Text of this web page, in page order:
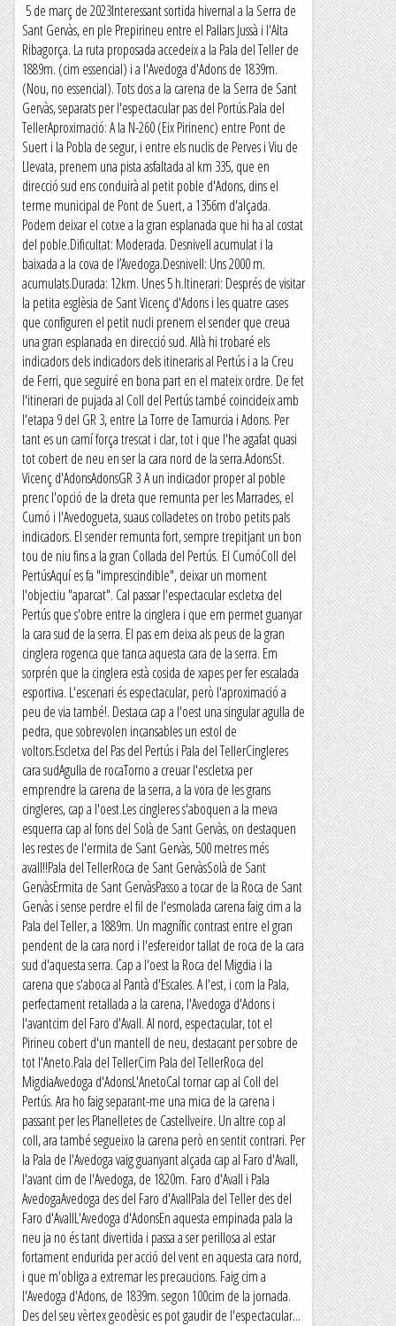
5 de març de 2023Interessant sortida hivernal a la Serra de
Sant Gervàs, en ple Prepirineu entre el Pallars Jussà i l'Alta
Ribagorça. La ruta proposada accedeix a la Pala del Teller de
1889m. (cim essencial) i a l'Avedoga d'Adons de 1839m.
(Nou, no essencial). Tots dos a la carena de la Serra de Sant
Gervàs, separats per l'espectacular pas del Portús.Pala del
TellerAproximació: A la N-260 (Eix Pirinenc) entre Pont de
Suert i la Pobla de segur, i entre els nuclis de Perves i Viu de
Llevata, prenem una pista asfaltada al km 335, que en
direcció sud ens conduirà al petit poble d'Adons, dins el
terme municipal de Pont de Suert, a 1356m d'alçada.
Podem deixar el cotxe a la gran esplanada que hi ha al costat
del poble.Dificultat: Moderada. Desnivell acumulat i la
baixada a la cova de l’Avedoga.Desnivell: Uns 2000 m.
acumulats.Durada: 12km. Unes 5 h.Itinerari: Després de visitar
la petita esglèsia de Sant Vicenç d'Adons i les quatre cases
que configuren el petit nucli prenem el sender que creua
una gran esplanada en direcció sud. Allà hi trobaré els
indicadors dels indicadors dels itineraris al Pertús i a la Creu
de Ferri, que seguiré en bona part en el mateix ordre. De fet
l'itinerari de pujada al Coll del Pertús també coincideix amb
l'etapa 9 del GR 3, entre La Torre de Tamurcia i Adons. Per
tant es un camí força trescat i clar, tot i que l'he agafat quasi
tot cobert de neu en ser la cara nord de la serra.AdonsSt.
Vicenç d'AdonsAdonsGR 3 A un indicador proper al poble
prenc l'opció de la dreta que remunta per les Marrades, el
Cumó i l'Avedogueta, suaus colladetes on trobo petits pals
indicadors. El sender remunta fort, sempre trepitjant un bon
tou de niu fins a la gran Collada del Pertús. El CumóColl del
PertúsAquí es fa "imprescindible", deixar un moment
l'objectiu "aparcat". Cal passar l'espectacular escletxa del
Pertús que s'obre entre la cinglera i que em permet guanyar
la cara sud de la serra. El pas em deixa als peus de la gran
cinglera rogenca que tanca aquesta cara de la serra. Em
sorprén que la cinglera està cosida de xapes per fer escalada
esportiva. L'escenari és espectacular, però l'aproximació a
peu de via també!. Destaca cap a l'oest una singular agulla de
pedra, que sobrevolen incansables un estol de
voltors.Escletxa del Pas del Pertús i Pala del TellerCingleres
cara sudAgulla de rocaTorno a creuar l'escletxa per
emprendre la carena de la serra, a la vora de les grans
cingleres, cap a l'oest.Les cingleres s'aboquen a la meva
esquerra cap al fons del Solà de Sant Gervàs, on destaquen
les restes de l'ermita de Sant Gervàs, 500 metres més
avall!!Pala del TellerRoca de Sant GervàsSolà de Sant
GervàsErmita de Sant GervàsPasso a tocar de la Roca de Sant
Gervàs i sense perdre el fil de l'esmolada carena faig cim a la
Pala del Teller, a 1889m. Un magnífic contrast entre el gran
pendent de la cara nord i l'esfereïdor tallat de roca de la cara
sud d'aquesta serra. Cap a l'oest la Roca del Migdia i la
carena que s'aboca al Pantà d'Escales. A l'est, i com la Pala,
perfectament retallada a la carena, l'Avedoga d'Adons i
l'avantcim del Faro d'Avall. Al nord, espectacular, tot el
Pirineu cobert d'un mantell de neu, destacant per sobre de
tot l'Aneto.Pala del TellerCim Pala del TellerRoca del
MigdiaAvedoga d'AdonsL'AnetoCal tornar cap al Coll del
Pertús. Ara ho faig separant-me una mica de la carena i
passant per les Planelletes de Castellveire. Un altre cop al
coll, ara també segueixo la carena però en sentit contrari. Per
la Pala de l'Avedoga vaig guanyant alçada cap al Faro d'Avall,
l'avant cim de l'Avedoga, de 1820m. Faro d'Avall i Pala
AvedogaAvedoga des del Faro d'AvallPala del Teller des del
Faro d'AvallL'Avedoga d'AdonsEn aquesta empinada pala la
neu ja no és tant divertida i passa a ser perillosa al estar
fortament endurida per acció del vent en aquesta cara nord,
i que m'obliga a extremar les precaucions. Faig cim a
l'Avedoga d'Adons, de 1839m. segon 100cim de la jornada.
Des del seu vèrtex geodèsic es pot gaudir de l'espectacular...